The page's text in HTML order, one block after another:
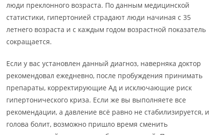
люди преклонного возраста. По данным медицинской
статистики, гипертонией страдают люди начиная с 35
летнего возраста и с каждым годом возрастной показатель
сокращается.
Если у вас установлен данный диагноз, наверняка доктор
рекомендовал ежедневно, после пробуждения принимать
препараты, корректирующие Ад и исключающие риск
гипертонического криза. Если же вы выполняете все
рекомендации, а давление всё равно не стабилизируется, и
голова болит, возможно пришло время сменить